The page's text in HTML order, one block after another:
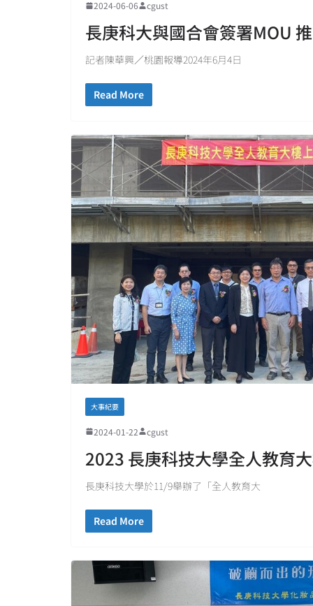
2024-06-06 cgust
長庚科大與國合會簽署MOU
記者陳華興／桃園報導2024年6月4日
Read More
大事紀要
2024-01-22 cgust
2023 長庚科技大學全人教育
長庚科技大學於11/9舉辦了「全人教育大
Read More